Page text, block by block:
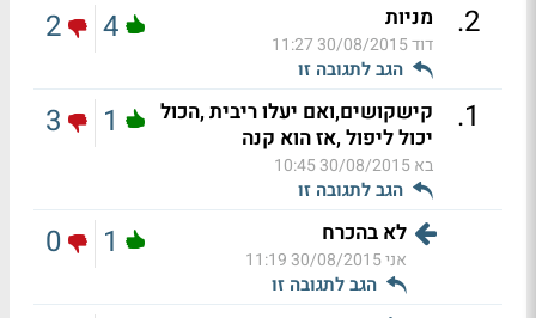
2
. מניות
דוד30/08/2015 11:27
הגב לתגובה זו
4
2
1
.
קישקושים,ואם יעלו ריבית ,הכול
יכול ליפול ,אז הוא קנה
בא30/08/2015 10:45
הגב לתגובה זו
1
3
לא בהכרח
אני30/08/2015 11:19
הגב לתגובה זו
1
0